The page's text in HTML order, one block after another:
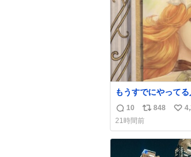
もうすでにやって
で見かけてない
返
信
数
10
リ
ポ
ス
ト
848
い
ね
数
21時間前